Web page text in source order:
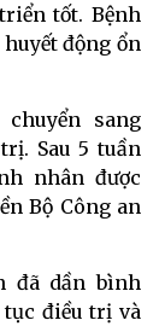
tốt. Bệnh
động ổn
chuyển sang
Sau 5 tuần
nhân được
Bộ Công an
đã dần bình
tục điều trị và